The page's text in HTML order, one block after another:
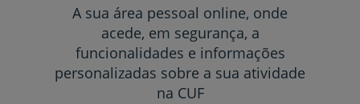
A sua área pessoal online, onde
acede, em segurança, a
funcionalidades e informações
personalizadas sobre a sua atividade
na CUF